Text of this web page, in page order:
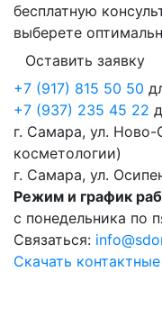
бесплатную
выберете
Оставить заявку
+7 (917) 815 50 50
+7 (937) 235 45 22
г. Самара, ул. Ново-
косметологии)
г. Самара, ул.
Режим и график
с понедельника по
Связаться:
Скачать